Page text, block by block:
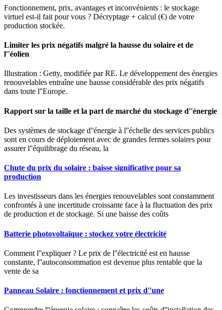
Fonctionnement, prix, avantages et inconvénients : le stockage
virtuel est-il fait pour vous ? Décryptage + calcul (€) de votre
production stockée.
Limiter les prix négatifs malgré la hausse du solaire et de
l''éolien
Illustration : Getty, modifiée par RE. Le développement des énergies
renouvelables entraîne une hausse considérable des prix négatifs
dans toute l''Europe.
Rapport sur la taille et la part de marché du stockage d''énergie
Des systèmes de stockage d''énergie à l''échelle des services publics
sont en cours de déploiement avec de grandes fermes solaires pour
assurer l''équilibrage du réseau, la
Chute du prix du solaire : baisse significative pour sa
production
Les investisseurs dans les énergies renouvelables sont constamment
confrontés à une incertitude croissante face à la fluctuation des prix
de production et de stockage. Si une baisse des coûts
Batterie photovoltaïque : stockez votre électricité
Comment l''expliquer ? Le prix de l''électricité est en hausse
constante, l''autoconsommation est devenue plus rentable que la
vente de sa
Panneau Solaire : fonctionnement et prix d''une